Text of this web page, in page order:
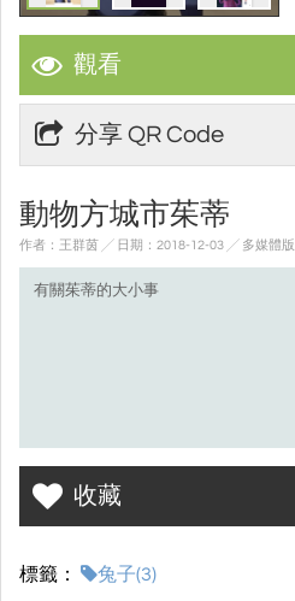
觀看
分享 QR Code
動物方城市茱蒂
作者：王群茵 ╱ 日期：2018-12-03 ╱ 多媒體版
有關茱蒂的大小事
收藏
標籤：
兔子(3)